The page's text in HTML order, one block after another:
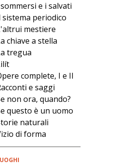
e i salvati
sistema periodico
mestiere
chiave a stella
tregua
complete, I e II
e saggi
non ora, quando?
questo è un uomo
naturali
di forma